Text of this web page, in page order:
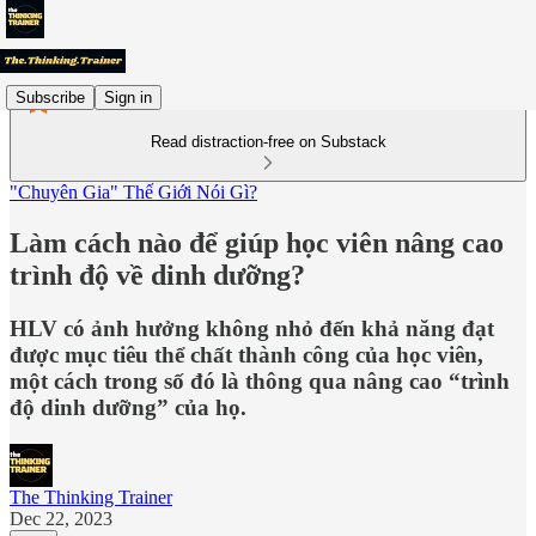
Subscribe Sign in
Read distraction-free on Substack
"Chuyên Gia" Thế Giới Nói Gì?
Làm cách nào để giúp học viên nâng cao
trình độ về dinh dưỡng?
HLV có ảnh hưởng không nhỏ đến khả năng đạt
được mục tiêu thể chất thành công của học viên,
một cách trong số đó là thông qua nâng cao “trình
độ dinh dưỡng” của họ.
The Thinking Trainer
Dec 22, 2023